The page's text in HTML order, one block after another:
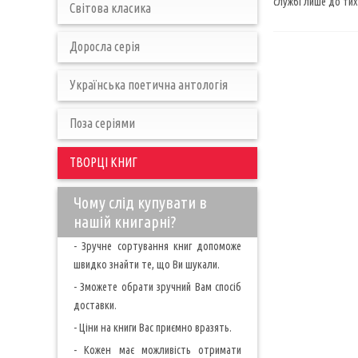
Світова класика
Доросла серія
Українська поетична антологія
Поза серіями
ТВОРЦІ КНИГ
Чому слід купувати в
нашій книгарні?
- Зручне сортування книг допоможе
швидко знайти те, що Ви шукали.
- Зможете обрати зручний Вам спосіб
доставки.
- Ціни на книги Вас приємно вразять.
- Кожен має можливість отримати